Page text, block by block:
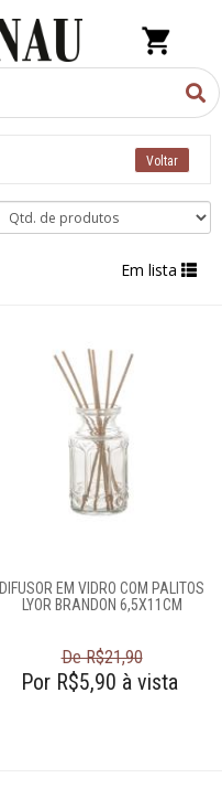
Em lista
DIFUSOR EM VIDRO COM PALITOS
LYOR BRANDON 6,5X11CM
De R$21,90
Por R$5,90 à vista